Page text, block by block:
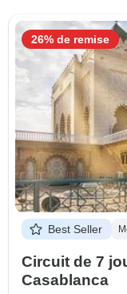
Best Seller
Circuit de 7
Casablanca
26% de remise